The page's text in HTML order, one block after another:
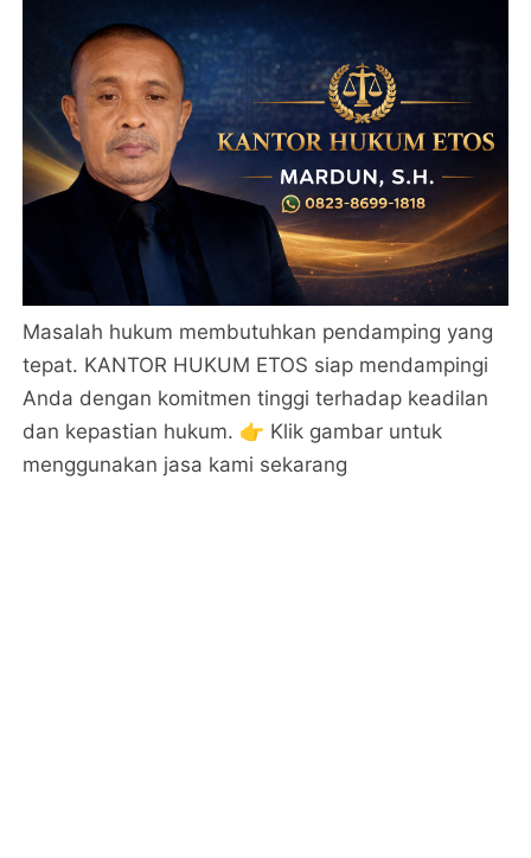
Masalah hukum membutuhkan pendamping yang
tepat. KANTOR HUKUM ETOS siap mendampingi
Anda dengan komitmen tinggi terhadap keadilan
dan kepastian hukum. 👉 Klik gambar untuk
menggunakan jasa kami sekarang